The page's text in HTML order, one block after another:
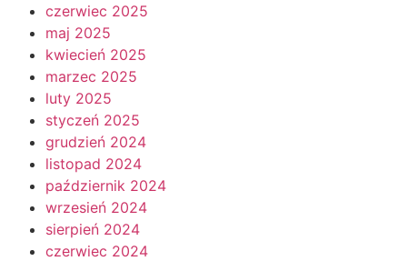
czerwiec 2025
maj 2025
kwiecień 2025
marzec 2025
luty 2025
styczeń 2025
grudzień 2024
listopad 2024
październik 2024
wrzesień 2024
sierpień 2024
czerwiec 2024